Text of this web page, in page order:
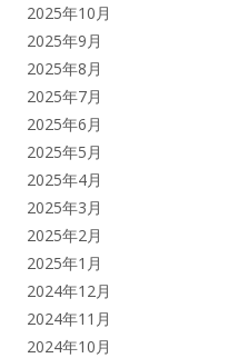
2025年10月
2025年9月
2025年8月
2025年7月
2025年6月
2025年5月
2025年4月
2025年3月
2025年2月
2025年1月
2024年12月
2024年11月
2024年10月